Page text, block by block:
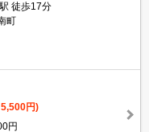
徒歩17分
町
円)
円